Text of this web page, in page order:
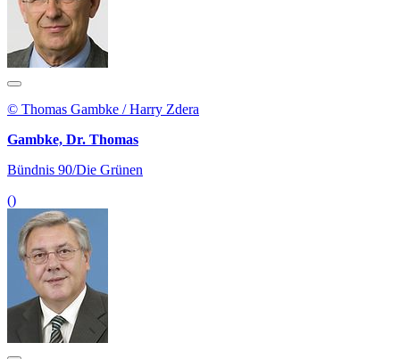
© Thomas Gambke / Harry Zdera
Gambke, Dr. Thomas
Bündnis 90/Die Grünen
()